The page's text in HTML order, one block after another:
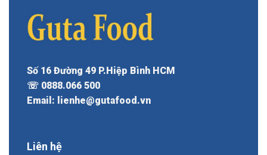
Số 16 Đường 49 P.Hiệp Bình HCM
☏ 0888.066 500
Email: lienhe@gutafood.vn
Liên hệ